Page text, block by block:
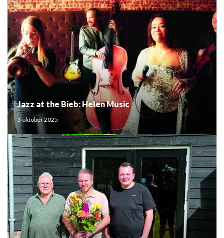
Jazz at the Bieb: Helen Music
3 oktober 2025